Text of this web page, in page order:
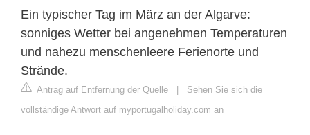
Ein typischer Tag im März an der Algarve:
sonniges Wetter bei angenehmen Temperaturen
und nahezu menschenleere Ferienorte und
Strände.
Antrag auf Entfernung der Quelle | Sehen Sie sich die
vollständige Antwort auf myportugalholiday.com an